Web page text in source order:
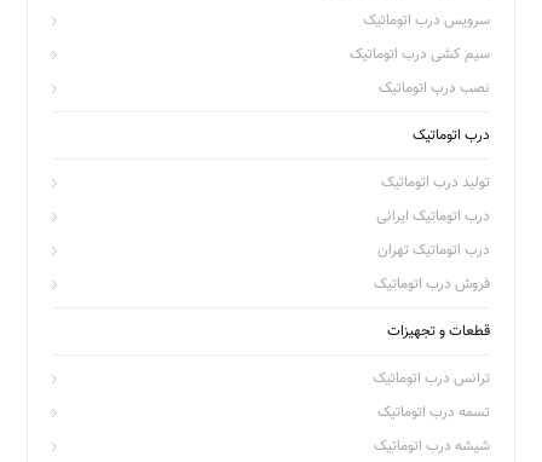
سرویس درب اتوماتیک
سیم کشی درب اتوماتیک
نصب درب اتوماتیک
درب اتوماتیک
تولید درب اتوماتیک
درب اتوماتیک ایرانی
درب اتوماتیک تهران
فروش درب اتوماتیک
قطعات و تجهیزات
ترانس درب اتوماتیک
تسمه درب اتوماتیک
شیشه درب اتوماتیک